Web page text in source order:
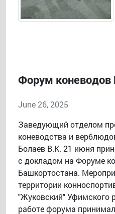
Форум коневодов
June 26, 2025
Заведующий отделом
коневодства и
Болаев В.К. 21 июня
с докладом на Форуме
Башкортостана.
территории
"Жуковский" Уфимского
работе форума